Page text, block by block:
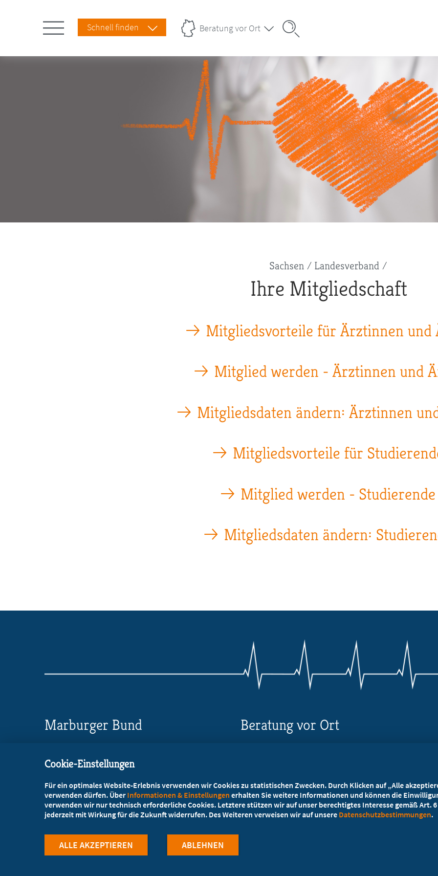
Schnell finden Beratung vor Ort
Sachsen Landesverband
Ihre Mitgliedschaft
Mitgliedsvorteile für Ärztinnen und
Mitglied werden - Ärztinnen und
Mitgliedsdaten ändern: Ärztinnen
Mitgliedsvorteile für
Mitglied werden - Studierende
Mitgliedsdaten ändern:
Marburger Bund
Glacisstraße 2, 01099 Dresden
+49 351 47554-20
+49 351 47554-25
Beratung vor Ort
Cookie-Einstellungen
Für ein optimales Website-Erlebnis verwenden wir Cookies zu statistischen Zwecken. Durch Klicken auf „Alle
verwenden dürfen. Über Informationen & Einstellungen erhalten Sie weitere Informationen und können die
verwenden wir nur technisch erforderliche Cookies. Letztere stützen wir auf unser berechtigtes Interesse gemäß Art.
jederzeit mit Wirkung für die Zukunft widerrufen. Des Weiteren verweisen wir auf unsere Datenschutzbestimmungen.
ABLEHNEN
ALLE AKZEPTIEREN